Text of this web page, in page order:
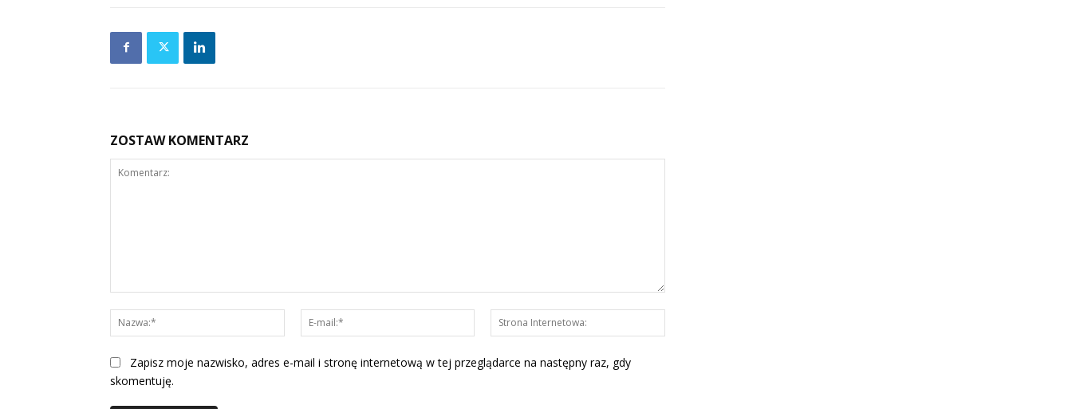
ZOSTAW KOMENTARZ
Nazwa:*
mail:*
Internetowa:
Zapisz moje nazwisko, adres e-mail i stronę internetową w tej przeglądarce na następny raz, gdy
skomentuję.